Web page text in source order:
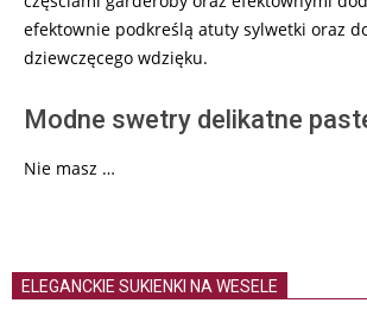
efektownie podkreślą atuty sylwetki oraz
dziewczęcego wdzięku.
Modne swetry delikatne
Nie masz …
ELEGANCKIE SUKIENKI NA WESELE